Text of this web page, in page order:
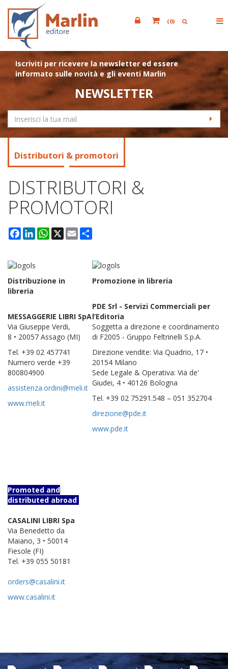
(0)
Iscriviti per ricevere la newsletter ed essere
informato sulle novità e gli eventi Marlin
NEWSLETTER
Distributori & promotori
DISTRIBUTORI &
PROMOTORI
Facebook
LinkedInWhatsApp
X Email
Distribuzione in
libreria
MESSAGGERIE LIBRI SpA
Via Giuseppe Verdi,
8 • 20057 Assago (MI)
Tel. +39 02 457741
Numero verde +39
800804900
assistenza.ordini@meli.it
www.meli.it
Promozione in libreria
PDE Srl - Servizi Commerciali per
l’Editoria
Soggetta a direzione e coordinamento
di F2005 - Gruppo Feltrinelli S.p.A.
Direzione vendite: Via Quadrio, 17 •
20154 Milano
Sede Legale & Operativa: Via de'
Giudei, 4 • 40126 Bologna
Tel. +39 02 75291.548 – 051 352704
direzione@pde.it
www.pde.it
Promoted and
distributed abroad
CASALINI LIBRI Spa
Via Benedetto da
Maiano, 3 • 50014
Fiesole (FI)
Tel. +39 055 50181
orders@casalini.it
www.casalini.it